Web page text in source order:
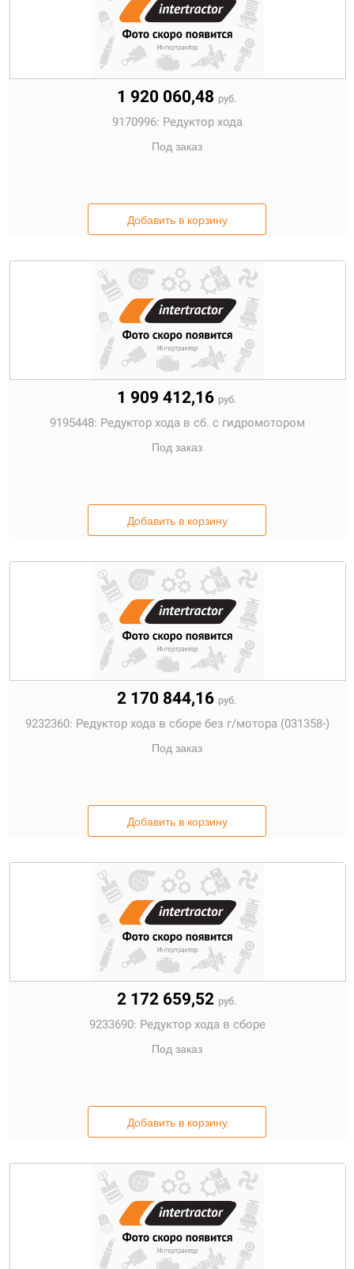
1 920 060,48 руб.
9170996: Редуктор хода
Под заказ
Добавить в корзину
1 909 412,16 руб.
9195448: Редуктор хода в сб. с гидромотором
Под заказ
Добавить в корзину
2 170 844,16 руб.
9232360: Редуктор хода в сборе без г/мотора (031358-)
Под заказ
Добавить в корзину
2 172 659,52 руб.
9233690: Редуктор хода в сборе
Под заказ
Добавить в корзину